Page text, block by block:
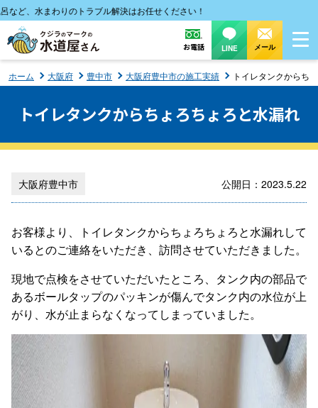
ど、水まわりのトラブル解決はお任せください！
お電話 LINE メール
ホーム 大阪府 豊中市 大阪府豊中市の施工実績 トイレタンクからち
トイレタンクからちょろちょろと水漏れ
大阪府豊中市 公開日：2023.5.22
お客様より、トイレタンクからちょろちょろと水漏れして
いるとのご連絡をいただき、訪問させていただきました。
現地で点検をさせていただいたところ、タンク内の部品で
あるボールタップのパッキンが傷んでタンク内の水位が上
がり、水が止まらなくなってしまっていました。